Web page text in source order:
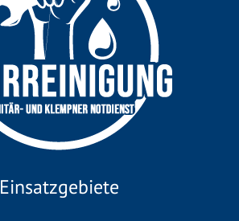
Einsatzgebiete